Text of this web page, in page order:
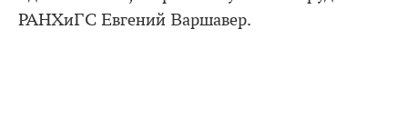
РАНХиГС Евгений Варшавер.